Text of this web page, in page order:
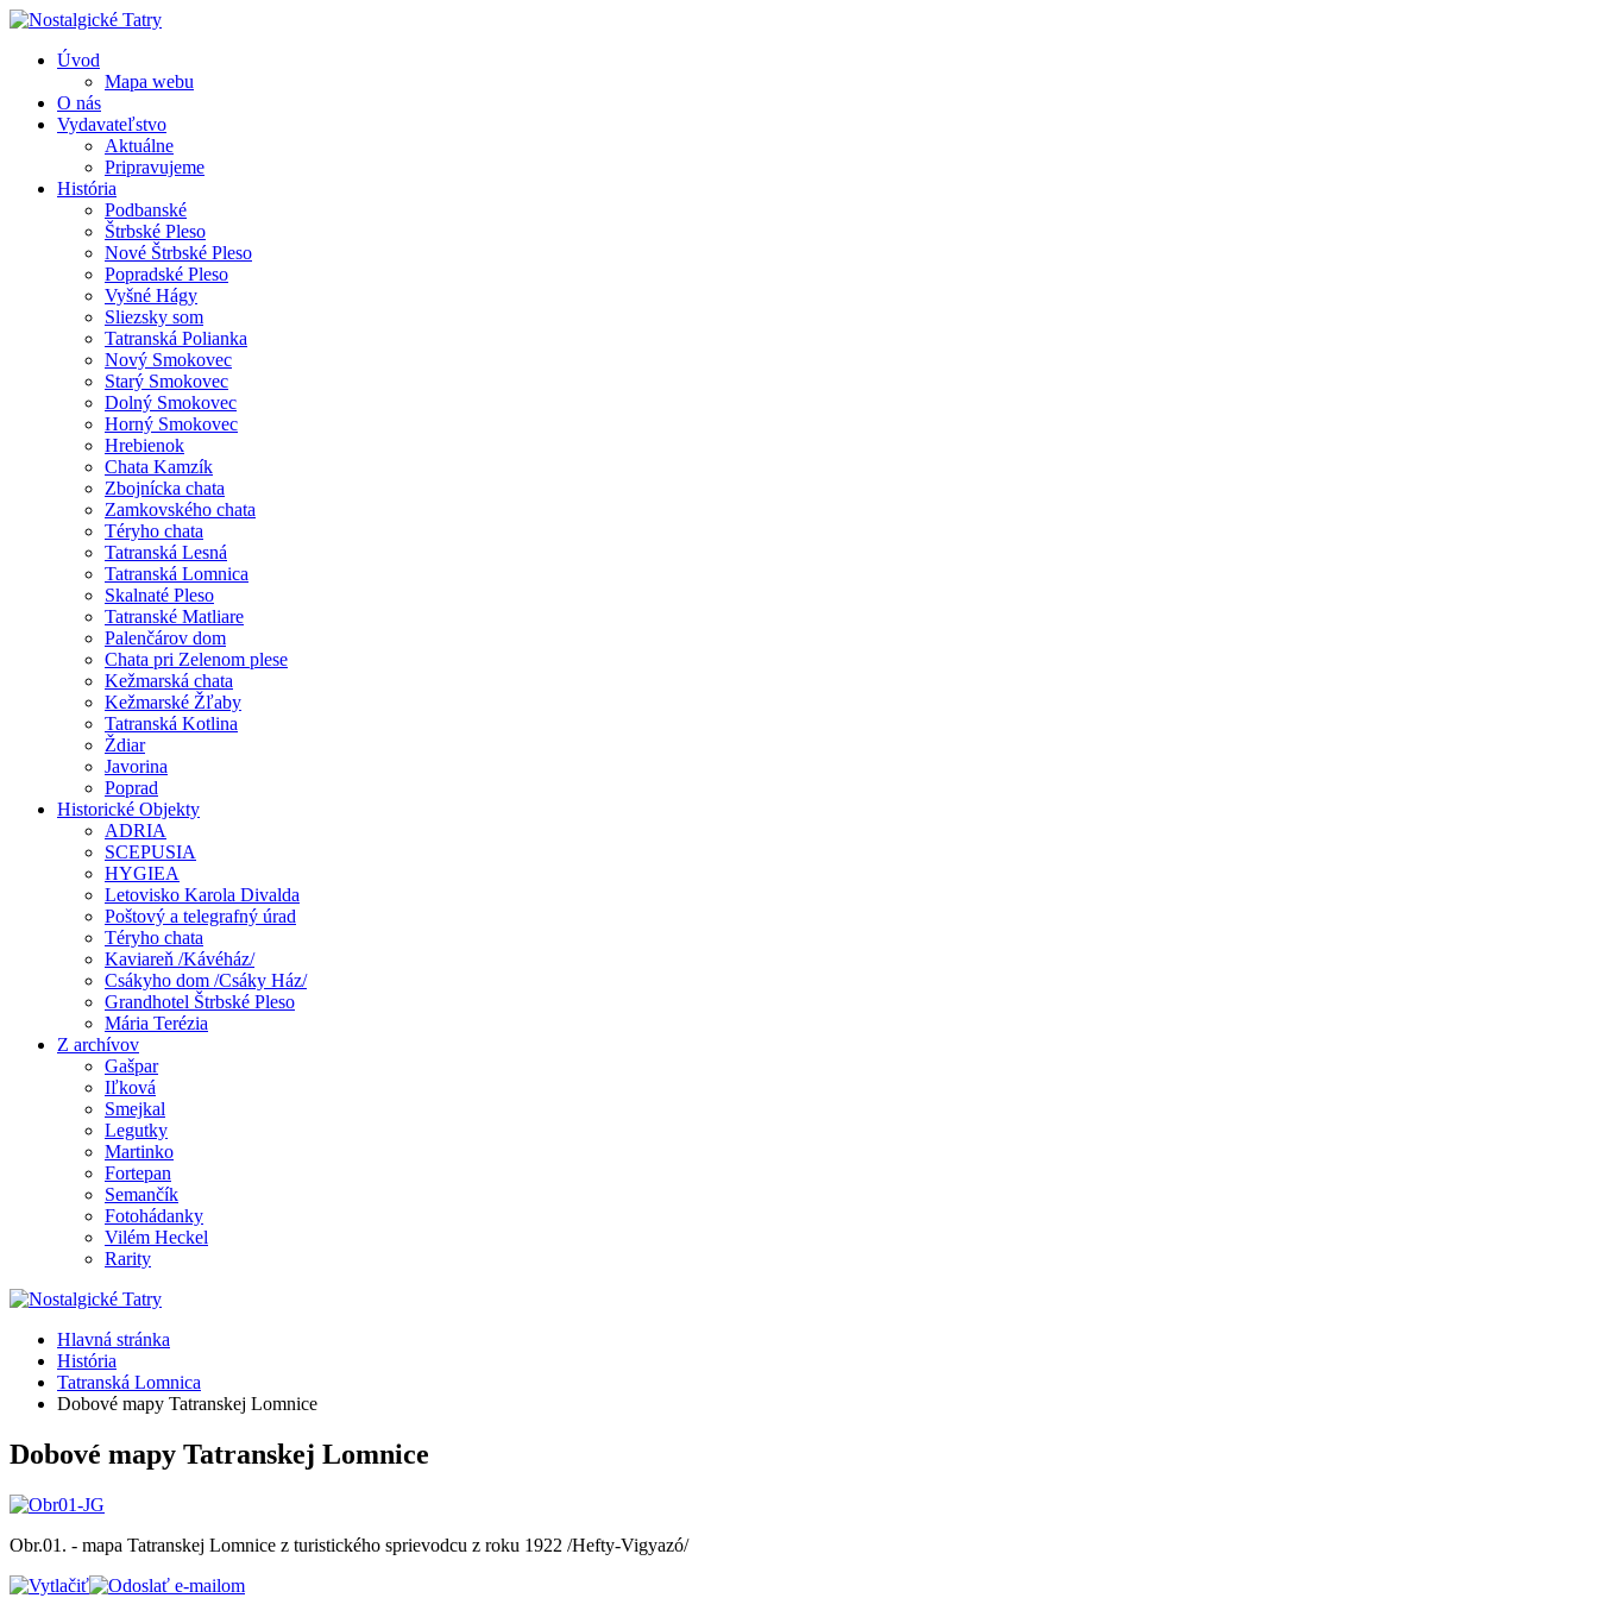
Úvod
Mapa webu
O nás
Vydavateľstvo
Aktuálne
Pripravujeme
História
Podbanské
Štrbské Pleso
Nové Štrbské Pleso
Popradské Pleso
Vyšné Hágy
Sliezsky som
Tatranská Polianka
Nový Smokovec
Starý Smokovec
Dolný Smokovec
Horný Smokovec
Hrebienok
Chata Kamzík
Zbojnícka chata
Zamkovského chata
Téryho chata
Tatranská Lesná
Tatranská Lomnica
Skalnaté Pleso
Tatranské Matliare
Palenčárov dom
Chata pri Zelenom plese
Kežmarská chata
Kežmarské Žľaby
Tatranská Kotlina
Ždiar
Javorina
Poprad
Historické Objekty
ADRIA
SCEPUSIA
HYGIEA
Letovisko Karola Divalda
Poštový a telegrafný úrad
Téryho chata
Kaviareň /Kávéház/
Csákyho dom /Csáky Ház/
Grandhotel Štrbské Pleso
Mária Terézia
Z archívov
Gašpar
Iľková
Smejkal
Legutky
Martinko
Fortepan
Semančík
Fotohádanky
Vilém Heckel
Rarity
Hlavná stránka
História
Tatranská Lomnica
Dobové mapy Tatranskej Lomnice
Dobové mapy Tatranskej Lomnice
Obr.01. - mapa Tatranskej Lomnice z turistického sprievodcu z roku 1922 /Hefty-Vigyazó/